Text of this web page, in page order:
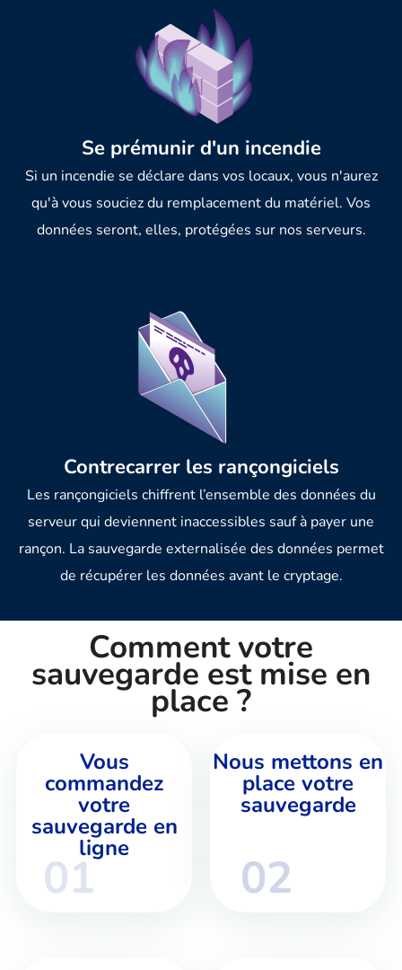
Se prémunir d'un incendie
Si un incendie se déclare dans vos locaux, vous n'aurez
qu'à vous souciez du remplacement du matériel. Vos
données seront, elles, protégées sur nos serveurs.
Contrecarrer les rançongiciels
Les rançongiciels chiffrent l’ensemble des données du
serveur qui deviennent inaccessibles sauf à payer une
rançon. La sauvegarde externalisée des données permet
de récupérer les données avant le cryptage.
Comment votre
sauvegarde est mise en
place ?
Vous
commandez
votre
sauvegarde en
ligne
01
Nous mettons en
place votre
sauvegarde
02